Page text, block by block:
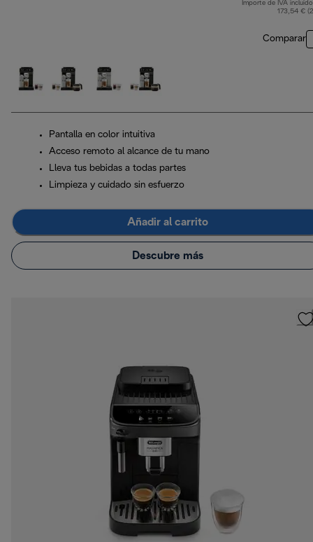
Importe de IVA
173,54 €
Comparar
Pantalla en color intuitiva
Acceso remoto al alcance de tu mano
Lleva tus bebidas a todas partes
Limpieza y cuidado sin esfuerzo
Añadir al carrito
Descubre más